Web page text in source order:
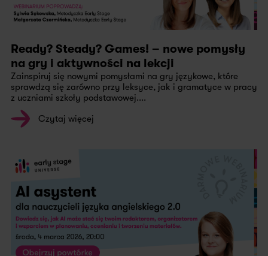
Ready? Steady? Games! – nowe pomysły
na gry i aktywności na lekcji
Zainspiruj się nowymi pomysłami na gry językowe, które
sprawdzą się zarówno przy leksyce, jak i gramatyce w pracy
z uczniami szkoły podstawowej....
Czytaj więcej